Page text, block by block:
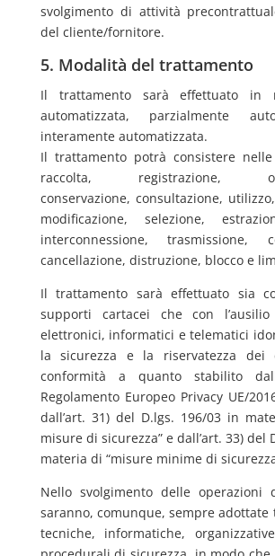
svolgimento di attività
del cliente/fornitore.
5. Modalità del trattamento
Il trattamento sarà effettuato in
automatizzata, parzialmente
interamente automatizzata.
Il trattamento potrà consistere
raccolta, registrazione,
conservazione, consultazione,
modificazione, selezione,
interconnessione, trasmissione,
cancellazione, distruzione, blocco e
Il trattamento sarà effettuato sia
supporti cartacei che con
elettronici, informatici e telematici
la sicurezza e la riservatezza dei
conformità a quanto stabilito
Regolamento Europeo Privacy UE/
dall’art. 31) del D.lgs. 196/03 in
misure di sicurezza” e dall’art. 33) del
materia di “misure minime di
Nello svolgimento delle operazioni
saranno, comunque, sempre
tecniche, informatiche,